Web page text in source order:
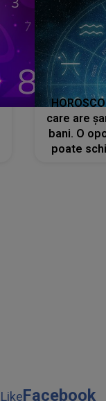
care are
bani. O
poate
LikeFacebook